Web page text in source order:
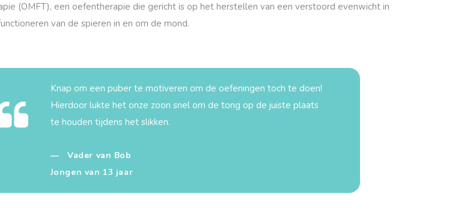
(OMFT), een oefentherapie die gericht is op het herstellen van een verstoord evenwicht in
van de spieren in en om de mond.
Knap om een puber te motiveren om de oefeningen toch te doen!
Hierdoor lukte het onze zoon snel om de tong op de juiste plaats
te houden tijdens het slikken.
— Vader van Bob
Jongen van 13 jaar